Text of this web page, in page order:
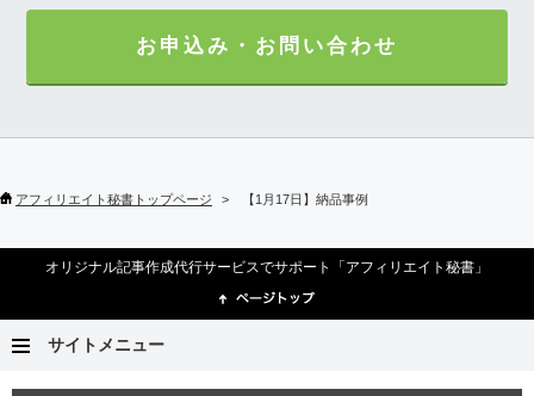
お申込み・お問い合わせ
アフィリエイト秘書トップページ 【1月17日】納品事例
オリジナル記事作成代行サービスでサポート「アフィリエイト秘書」
サイトメニュー